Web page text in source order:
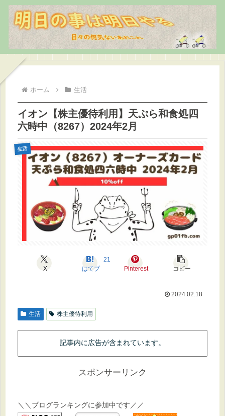
ホーム 生活
イオン【株主優待利用】天ぷら和食処四
六時中（8267）2024年2月
生活
X はてブ
21
Pinterest
コピー
2024.02.18
生活 株主優待利用
記事内に広告が含まれています。
スポンサーリンク
＼＼ブログランキングに参加中です／／